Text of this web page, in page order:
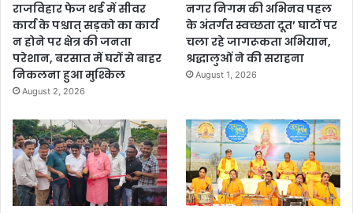
राजविहार फेज थर्ड में सीवर
कार्य के पश्चात् सड़को का कार्य
न होने पर क्षेत्र की जनता
परेशान, बरसात में घरों से बाहर
निकलना हुआ मुश्किल
August 2, 2026
नगर निगम की अभिनव पहल
के अंतर्गत स्वच्छता दूत’ घाटों पर
चला रहे जागरूकता अभियान,
श्रद्धालुओं ने की सराहना
August 1, 2026